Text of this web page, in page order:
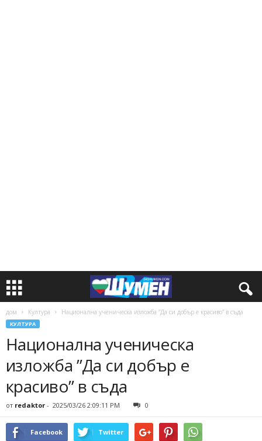
дом Култура Национална ученическа изложба ”Да си добър е красиво” в съда
КУЛТУРА
Национална ученическа
изложба ”Да си добър е
красиво” в съда
от redaktor - 2025/03/26 2:09:11 PM 0
Facebook Twitter